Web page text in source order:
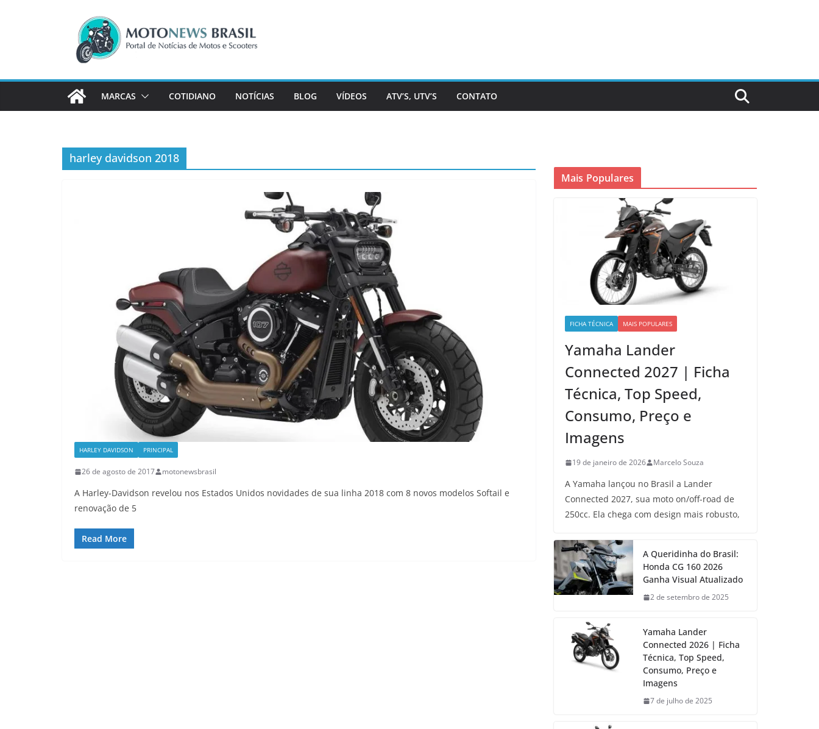
MARCAS COTIDIANO NOTÍCIAS BLOG VÍDEOS ATV’S, UTV’S CONTATO
harley davidson 2018
HARLEY DAVIDSON PRINCIPAL
26 de agosto de 2017 motonewsbrasil
A Harley-Davidson revelou nos Estados Unidos novidades de sua linha 2018 com 8 novos modelos Softail e
renovação de 5
Read More
Mais Populares
FICHA TÉCNICA MAIS POPULARES
Yamaha Lander
Connected 2027 | Ficha
Técnica, Top Speed,
Consumo, Preço e
Imagens
19 de janeiro de 2026 Marcelo Souza
A Yamaha lançou no Brasil a Lander
Connected 2027, sua moto on/off-road de
250cc. Ela chega com design mais robusto,
A Queridinha do Brasil:
Honda CG 160 2026
Ganha Visual Atualizado
2 de setembro de 2025
Yamaha Lander
Connected 2026 | Ficha
Técnica, Top Speed,
Consumo, Preço e
Imagens
7 de julho de 2025